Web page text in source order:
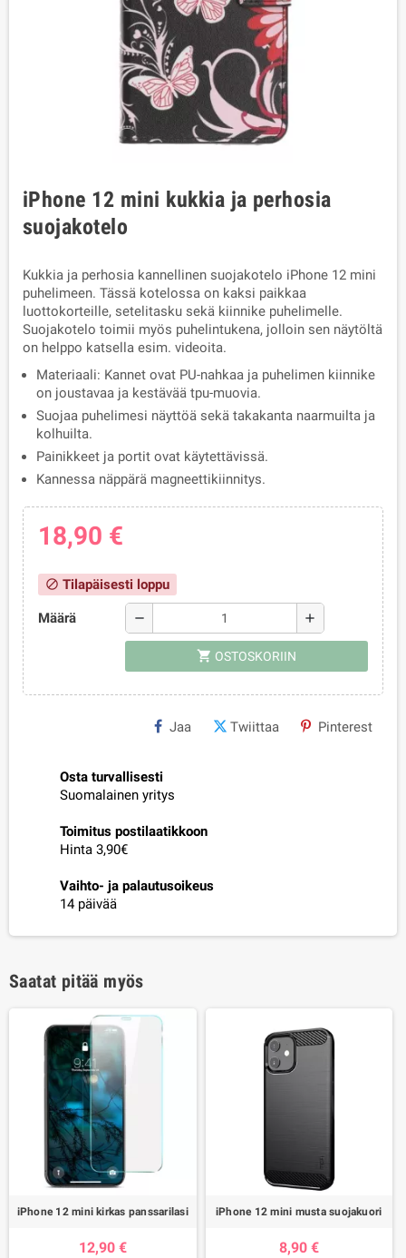
iPhone 12 mini kukkia ja perhosia
suojakotelo
Kukkia ja perhosia kannellinen suojakotelo iPhone 12 mini
puhelimeen. Tässä kotelossa on kaksi paikkaa
luottokorteille, setelitasku sekä kiinnike puhelimelle.
Suojakotelo toimii myös puhelintukena, jolloin sen näytöltä
on helppo katsella esim. videoita.
Materiaali: Kannet ovat PU-nahkaa ja puhelimen kiinnike
on joustavaa ja kestävää tpu-muovia.
Suojaa puhelimesi näyttöä sekä takakanta naarmuilta ja
kolhuilta.
Painikkeet ja portit ovat käytettävissä.
Kannessa näppärä magneettikiinnitys.
18,90 €
block Tilapäisesti loppu
Määrä remove add
shopping_cart OSTOSKORIIN
Jaa Twiittaa Pinterest
Osta turvallisesti
Suomalainen yritys
Toimitus postilaatikkoon
Hinta 3,90€
Vaihto- ja palautusoikeus
14 päivää
Saatat pitää myös
iPhone 12 mini kirkas panssarilasi
12,90 €
iPhone 12 mini musta suojakuori
8,90 €